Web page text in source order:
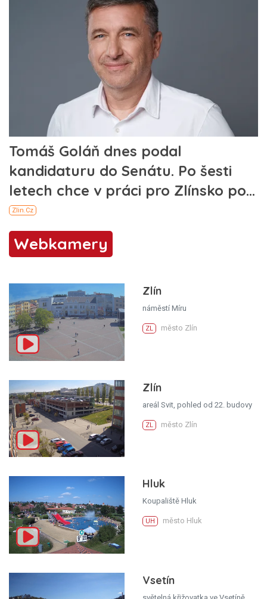
Webkamery
Zlín
náměstí Míru
ZL město Zlín
Zlín
areál Svit, pohled od 22. budovy
ZL město Zlín
Hluk
Koupaliště Hluk
UH město Hluk
Vsetín